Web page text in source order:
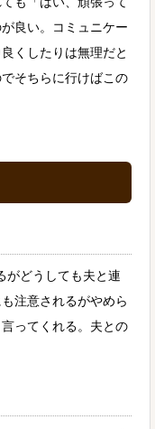
良い。コミュニケー
くしたりは無理だと
そちらに行けばこの
がどうしても夫と連
注意されるがやめら
ってくれる。夫との